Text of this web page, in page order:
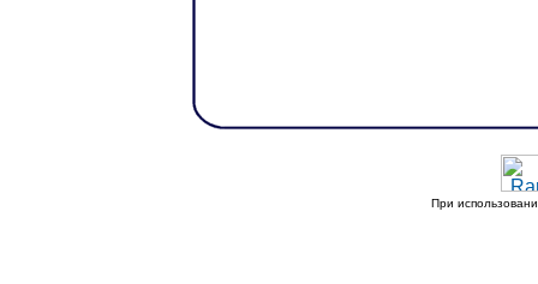
При